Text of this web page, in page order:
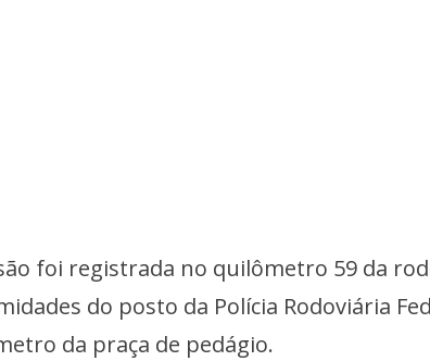
foi registrada no quilômetro 59 da
do posto da Polícia Rodoviária
da praça de pedágio.